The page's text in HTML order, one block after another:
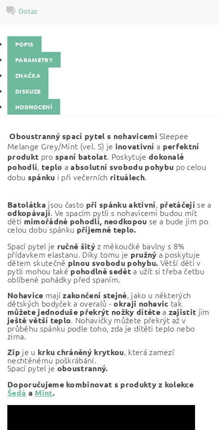
Dotaz
POPIS
PARAMETRY
ZNAČKA
DISKUZE
HODNOCENÍ
Oboustranný spací pytel s nohavicemiSleepee
Melange Grey/Mint (vel. S) je inovativní a perfektní
produkt pro spaní batolat. Poskytuje dokonalé
pohodlí, teplo aabsolutní svobodu pohybu po celou
dobu spánku i při večerních rituálech.
Batolátka jsou často při spánku aktivní, přetáčejí se a
odkopávají. Ve spacím pytli s nohavicemi budou mít
děti mimořádné pohodlí, neodkopou se a bude jim po
celou dobu spánku příjemné teplo.
Spací pytel je ručně šitýz měkoučké bavlny s 8%
přídavkem elastanu. Díky tomu je pružný a poskytuje
dětem skutečně plnou svobodu pohybu. Větší děti v
pytli mohou taképohodlně seděta užít si třeba četbu
oblíbené pohádky před spaním.
Nohavice majízakončení stejné, jako u některých
dětských bodyček a overalů - okraji nohavic tak
můžete jednoduše překrýt nožky dítětea zajistit jim
ještě větší teplo. Nohavičky můžete překrýt až v
průběhu spánku podle toho, zda je dítěti teplo nebo
zima.
Zip je u krku chráněný krytkou, která zamezí
nechtěnému poškrábání.
Spací pytel jeoboustranný.
Doporučujeme kombinovat s produkty z kolekce
Šedá a Mint.